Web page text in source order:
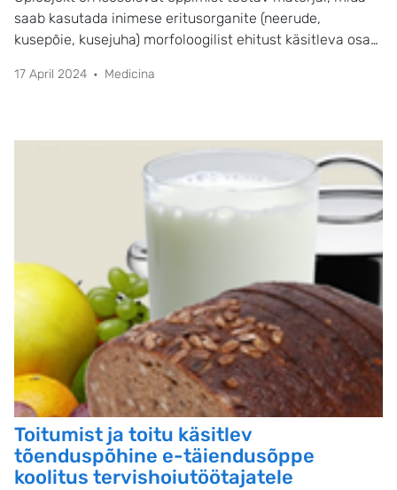
saab kasutada inimese eritusorganite (neerude,
kusepõie, kusejuha) morfoloogilist ehitust käsitleva osa
17 April 2024 Medicina
Toitumist ja toitu käsitlev
tõenduspõhine e-täiendusõppe
koolitus tervishoiutöötajatele